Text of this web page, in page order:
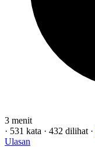
3 menit
· 531 kata · 432 dilihat ·
Ulasan